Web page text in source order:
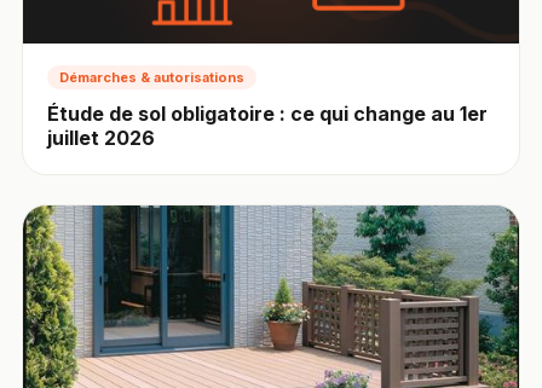
Démarches & autorisations
Étude de sol obligatoire : ce qui change au 1er
juillet 2026